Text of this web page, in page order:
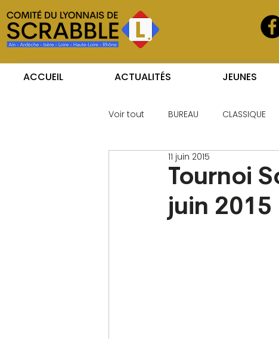
ACCUEIL ACTUALITÉS JEUNES
Voir tout BUREAU CLASSIQUE
Tournoi
juin 2015
11 juin 2015